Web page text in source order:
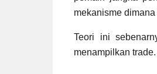
mekanisme
Teori ini
menampilkan trade.